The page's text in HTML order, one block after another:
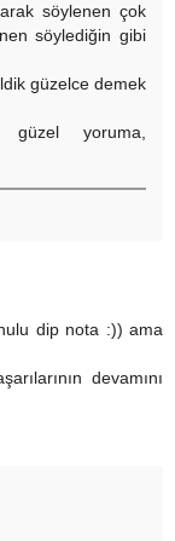
söylenen çok
söylediğin gibi
güzelce demek
yoruma,
dip nota :)) ama
devamını